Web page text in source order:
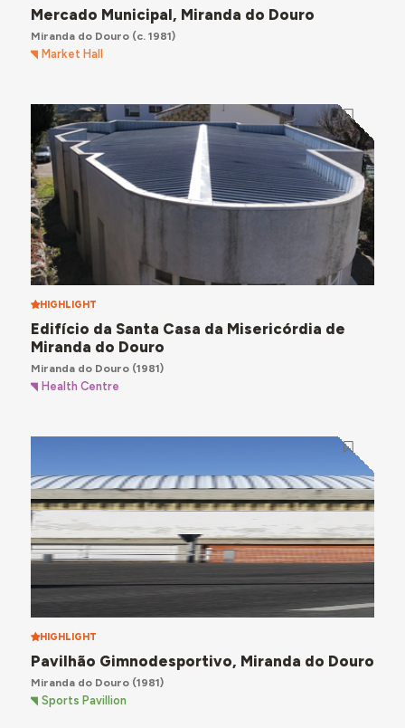
Mercado Municipal, Miranda do Douro
Miranda do Douro(c. 1981)
Market Hall
HIGHLIGHT
Edifício da Santa Casa da Misericórdia de
Miranda do Douro
Miranda do Douro(1981)
Health Centre
HIGHLIGHT
Pavilhão Gimnodesportivo, Miranda do Douro
Miranda do Douro(1981)
Sports Pavillion